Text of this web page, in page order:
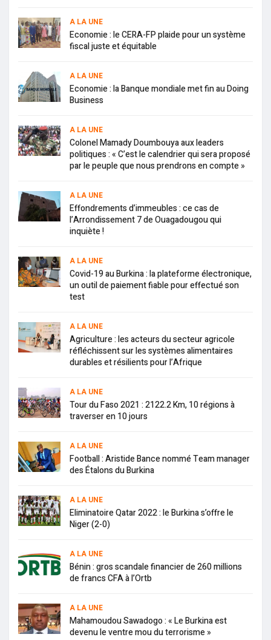
A LA UNE
Economie : le CERA-FP plaide pour un système
fiscal juste et équitable
A LA UNE
Economie : la Banque mondiale met fin au Doing
Business
A LA UNE
Colonel Mamady Doumbouya aux leaders
politiques : « C’est le calendrier qui sera proposé
par le peuple que nous prendrons en compte »
A LA UNE
Effondrements d’immeubles : ce cas de
l’Arrondissement 7 de Ouagadougou qui
inquiète !
A LA UNE
Covid-19 au Burkina : la plateforme électronique,
un outil de paiement fiable pour effectué son
test
A LA UNE
Agriculture : les acteurs du secteur agricole
réfléchissent sur les systèmes alimentaires
durables et résilients pour l’Afrique
A LA UNE
Tour du Faso 2021 : 2122.2 Km, 10 régions à
traverser en 10 jours
A LA UNE
Football : Aristide Bance nommé Team manager
des Étalons du Burkina
A LA UNE
Eliminatoire Qatar 2022 : le Burkina s’offre le
Niger (2-0)
A LA UNE
Bénin : gros scandale financier de 260 millions
de francs CFA à l’Ortb
A LA UNE
Mahamoudou Sawadogo : « Le Burkina est
devenu le ventre mou du terrorisme »